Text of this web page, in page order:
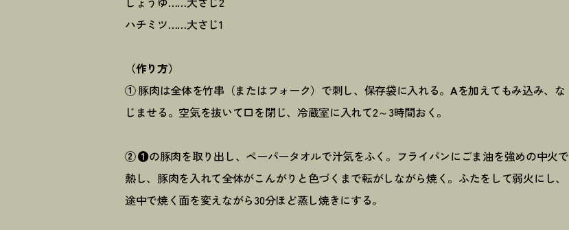
ハチミツ……大さじ1
（作り方）
①豚肉は全体を竹串（またはフォーク）で刺し、保存袋に入れる。Aを加えてもみ込み、な
じませる。空気を抜いて口を閉じ、冷蔵室に入れて2～3時間おく。
②❶の豚肉を取り出し、ペーパータオルで汁気をふく。フライパンにごま油を強めの中火で
熱し、豚肉を入れて全体がこんがりと色づくまで転がしながら焼く。ふたをして弱火にし、
途中で焼く面を変えながら30分ほど蒸し焼きにする。